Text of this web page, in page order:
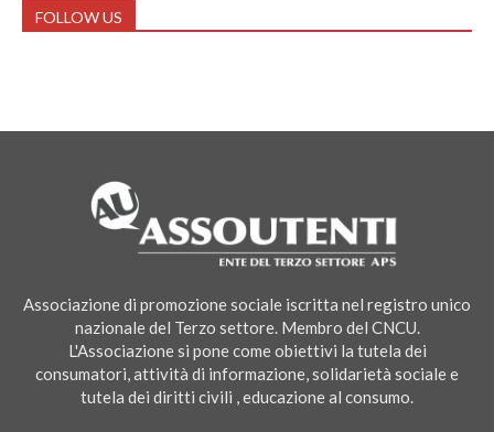
FOLLOW US
Associazione di promozione sociale iscritta nel registro unico
nazionale del Terzo settore. Membro del CNCU.
L'Associazione si pone come obiettivi la tutela dei
consumatori, attività di informazione, solidarietà sociale e
tutela dei diritti civili , educazione al consumo.